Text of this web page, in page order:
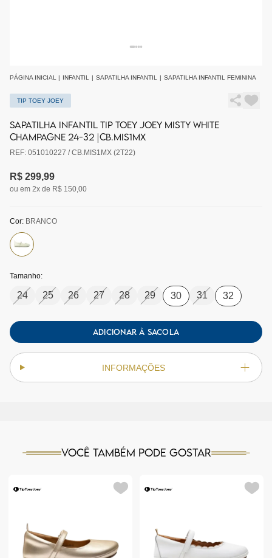
PÁGINA INICIAL | INFANTIL | SAPATILHA INFANTIL | SAPATILHA INFANTIL FEMININA
TIP TOEY JOEY
SAPATILHA INFANTIL TIP TOEY JOEY MISTY WHITE
CHAMPAGNE 24-32 |CB.MIS1MX
REF: 051010227 / CB.MIS1MX (2T22)
R$ 299,99
ou em 2x de R$ 150,00
Cor: BRANCO
Tamanho:
24 25 26 27 28 29 30 31 32
ADICIONAR À SACOLA
INFORMAÇÕES
Você também pode gostar